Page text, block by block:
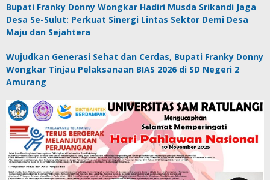
Bupati Franky Donny Wongkar Hadiri Musda Srikandi Jaga
Desa Se-Sulut: Perkuat Sinergi Lintas Sektor Demi Desa
Maju dan Sejahtera
Wujudkan Generasi Sehat dan Cerdas, Bupati Franky Donny
Wongkar Tinjau Pelaksanaan BIAS 2026 di SD Negeri 2
Amurang